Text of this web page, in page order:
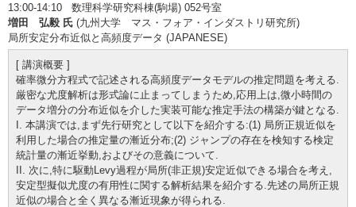
13:00-14:10 数理科学研究科棟(駒場) 052号室
増田 弘毅 氏 (九州大学 マス・フォア・インダストリ研究所)
局所安定分布近似と高頻度データ (JAPANESE)
[ 講演概要 ]
確率微分方程式で記述される高頻度データモデルの推定問題を考える.
厳密な尤度解析は形式論に止まってしまうため,応用上は,微小時間の
データ増分の分布近似を介した実装可能な推定手法の構築が鍵となる.
I. 本講演では,まず先行研究として以下を紹介する:(1) 局所正規近似を
利用した場合の推定量の漸近分布;(2) ジャンプの存在を検知する検定
統計量の漸近挙動,およびその意義について.
II. 次に,特に駆動Levy過程が局所(非正規)安定近似できる場合を考え,
安定型擬似尤度の有用性に関する解析結果を紹介する.先述の局所正規
近似の場合と全く異なる漸近現象が得られる.